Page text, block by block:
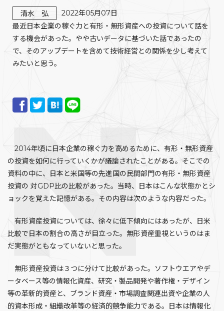
清水 弘
2022年05月07日
最近日本企業の稼ぐ力と有形・無形資産への投資について話を
する機会があった。やや古いデータに基づいた話であったの
で、そのアップデートを含めて技術経営との関係を少し考えて
みたいと思う。
2014年頃に日本企業の稼ぐ力を高めるために、有形・無形資産
の投資を如何に行っていくかが議論されたことがある。そこでの
資料の中に、日本と米国等の先進国の民間部門の有形・無形資産
投資の 対GDP比の比較があった。当時、日本はこんな状態かとシ
ョックを覚えた記憶がある。その内容は次のような内容だった。
有形資産投資については、徐々に低下傾向にはあったが、日米
比較で日本の割合の高さが目立った。無形資産重視というのはま
だ実態がともなっていないと思った。
無形資産投資は３つに分けて比較があった。ソフトウエアやデ
ータベース等の情報化資産、研究・製品開発や著作権・デザイン
等の革新的資産と、ブランド資産・市場調査関連出資や企業の人
的資本形成・組織改革等の経済的競争能力である。日本は情報化